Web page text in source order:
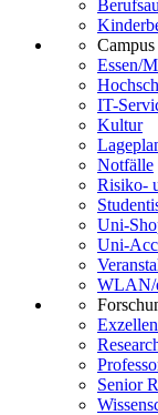
Campus
Essen/
IT-
Kultur
Notfälle
Risiko-
Uni-
Uni-
WLAN/
Senior